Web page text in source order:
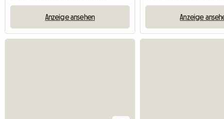
Anzeige ansehen Anzeige